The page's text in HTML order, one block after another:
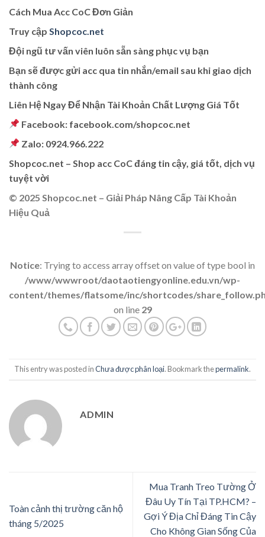
Cách Mua Acc CoC Đơn Giản
Truy cập Shopcoc.net
Đội ngũ tư vấn viên luôn sẵn sàng phục vụ bạn
Bạn sẽ được gửi acc qua tin nhắn/email sau khi giao dịch
thành công
Liên Hệ Ngay Để Nhận Tài Khoản Chất Lượng Giá Tốt
Facebook: facebook.com/shopcoc.net
Zalo: 0924.966.222
Shopcoc.net – Shop acc CoC đáng tin cậy, giá tốt, dịch vụ
tuyệt vời
© 2025 Shopcoc.net – Giải Pháp Nâng Cấp Tài Khoản
Hiệu Quả
Notice: Trying to access array offset on value of type bool in
/www/wwwroot/daotaotiengyonline.edu.vn/wp-
content/themes/flatsome/inc/shortcodes/
on line 29
This entry was posted inChưa được phân loại. Bookmark thepermalink.
ADMIN
Toàn cảnh thị trường căn hộ
tháng 5/2025
Mua Tranh Treo Tường Ở
Đâu Uy Tín Tại TP.HCM? –
Gợi Ý Địa Chỉ Đáng Tin Cậy
Cho Không Gian Sống Của